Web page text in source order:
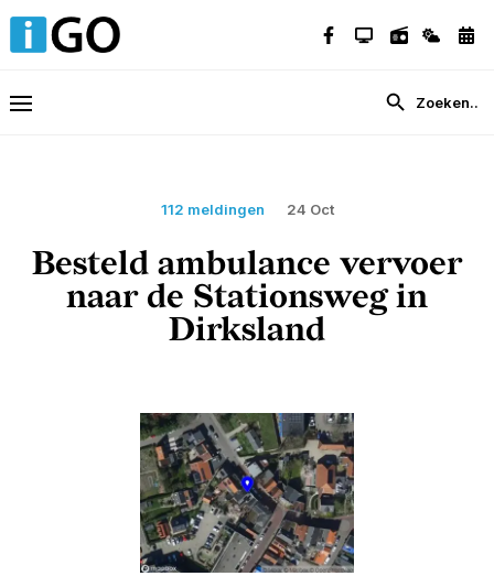
112 meldingen 24 Oct
Besteld ambulance vervoer
naar de Stationsweg in
Dirksland